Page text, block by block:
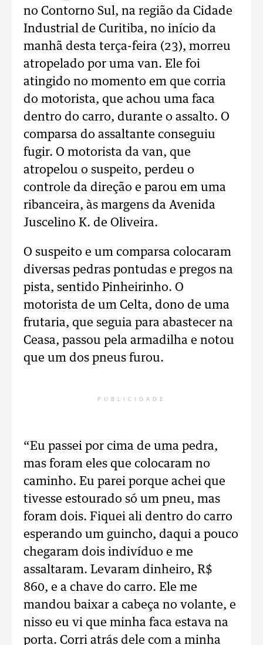
no Contorno Sul, na região da Cidade
Industrial de Curitiba, no início da
manhã desta terça-feira (23), morreu
atropelado por uma van. Ele foi
atingido no momento em que corria
do motorista, que achou uma faca
dentro do carro, durante o assalto. O
comparsa do assaltante conseguiu
fugir. O motorista da van, que
atropelou o suspeito, perdeu o
controle da direção e parou em uma
ribanceira, às margens da Avenida
Juscelino K. de Oliveira.
O suspeito e um comparsa colocaram
diversas pedras pontudas e pregos na
pista, sentido Pinheirinho. O
motorista de um Celta, dono de uma
frutaria, que seguia para abastecer na
Ceasa, passou pela armadilha e notou
que um dos pneus furou.
PUBLICIDADE
“Eu passei por cima de uma pedra,
mas foram eles que colocaram no
caminho. Eu parei porque achei que
tivesse estourado só um pneu, mas
foram dois. Fiquei ali dentro do carro
esperando um guincho, daqui a pouco
chegaram dois indivíduo e me
assaltaram. Levaram dinheiro, R$
860, e a chave do carro. Ele me
mandou baixar a cabeça no volante, e
nisso eu vi que minha faca estava na
porta. Corri atrás dele com a minha